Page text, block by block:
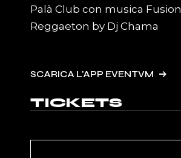
Palà Club con musica Fusion
Reggaeton by Dj Chama
SCARICA L'APP EVENTVM
TICKETS